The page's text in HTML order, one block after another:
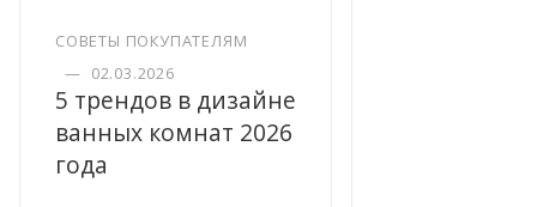
СОВЕТЫ ПОКУПАТЕЛЯМ
— 02.03.2026
5 трендов в дизайне
ванных комнат 2026
года